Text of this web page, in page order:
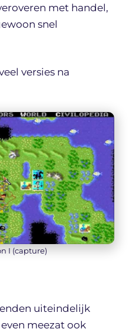
met handel,
snel
versies na
I (capture)
uiteindelijk
meezat ook